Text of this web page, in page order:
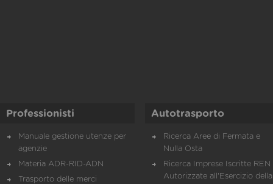
Professionisti
Manuale gestione utenze per
agenzie
Materia ADR-RID-ADN
Trasporto delle merci
Autotrasporto
Ricerca Aree di Fermata e
Nulla Osta
Ricerca Imprese Iscritte REN
Autorizzate all'Esercizio della